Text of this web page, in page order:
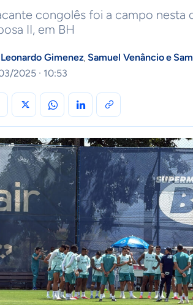
congolês foi a campo nesta
II, em BH
Leonardo Gimenez Samuel Venâncioe
2025 · 10:53